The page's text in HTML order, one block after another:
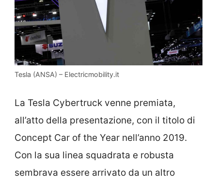
Tesla (ANSA) – Electricmobility.it
La Tesla Cybertruck venne premiata,
all’atto della presentazione, con il titolo di
Concept Car of the Year nell’anno 2019.
Con la sua linea squadrata e robusta
sembrava essere arrivato da un altro